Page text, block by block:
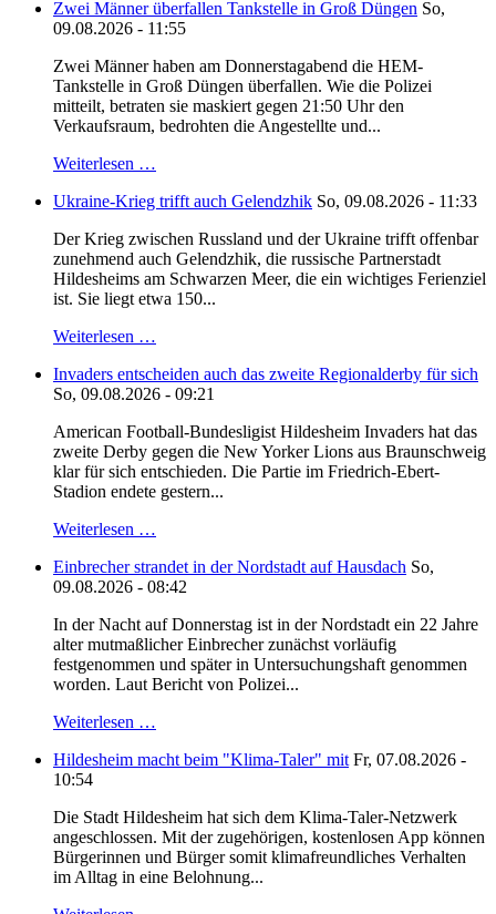
Zwei Männer überfallen Tankstelle in Groß Düngen So,
09.08.2026 - 11:55
Zwei Männer haben am Donnerstagabend die HEM-
Tankstelle in Groß Düngen überfallen. Wie die Polizei
mitteilt, betraten sie maskiert gegen 21:50 Uhr den
Verkaufsraum, bedrohten die Angestellte und...
Weiterlesen …
Ukraine-Krieg trifft auch Gelendzhik So, 09.08.2026 - 11:33
Der Krieg zwischen Russland und der Ukraine trifft offenbar
zunehmend auch Gelendzhik, die russische Partnerstadt
Hildesheims am Schwarzen Meer, die ein wichtiges Ferienziel
ist. Sie liegt etwa 150...
Weiterlesen …
Invaders entscheiden auch das zweite Regionalderby für sich
So, 09.08.2026 - 09:21
American Football-Bundesligist Hildesheim Invaders hat das
zweite Derby gegen die New Yorker Lions aus Braunschweig
klar für sich entschieden. Die Partie im Friedrich-Ebert-
Stadion endete gestern...
Weiterlesen …
Einbrecher strandet in der Nordstadt auf Hausdach So,
09.08.2026 - 08:42
In der Nacht auf Donnerstag ist in der Nordstadt ein 22 Jahre
alter mutmaßlicher Einbrecher zunächst vorläufig
festgenommen und später in Untersuchungshaft genommen
worden. Laut Bericht von Polizei...
Weiterlesen …
Hildesheim macht beim "Klima-Taler" mit Fr, 07.08.2026 -
10:54
Die Stadt Hildesheim hat sich dem Klima-Taler-Netzwerk
angeschlossen. Mit der zugehörigen, kostenlosen App können
Bürgerinnen und Bürger somit klimafreundliches Verhalten
im Alltag in eine Belohnung...